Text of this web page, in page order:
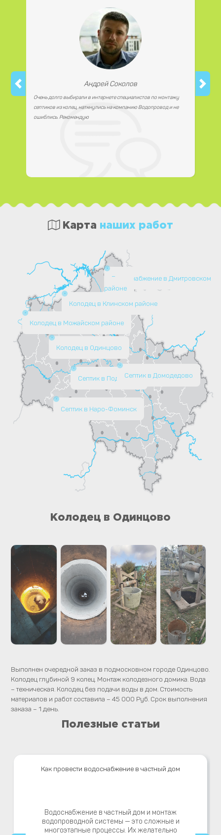
Андрей Соколов
Очень долго выбирали в интернете специалистов по монтажу
септиков из колец, наткнулись на компанию Водопровод и не
ошиблись. Рекомендую
Карта наших работ
Колодец в Одинцово
Септик в Подольске
Септик в Наро-Фоминск
Колодец в Клинском районе
Колодец в Можайском районе
Водоснабжение в Дмитровском
районе
Септик в Домодедово
Колодец в Одинцово
Выполнен очередной заказ в подмосковном городе Одинцово.
Колодец глубиной 9 колец. Монтаж колодезного домика. Вода
– техническая. Колодец без подачи воды в дом. Стоимость
материалов и работ составила – 45 000 Руб. Срок выполнения
заказа – 1 день.
Полезные статьи
Как провести водоснабжение в частный дом
Водоснабжение в частный дом и монтаж
водопроводной системы — это сложные и
многоэтапные процессы. Их желательно